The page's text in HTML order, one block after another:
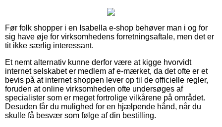
Før folk shopper i en Isabella e-shop behøver man i og for
sig have øje for virksomhedens forretningsaftale, men det er
tit ikke særlig interessant.
Et nemt alternativ kunne derfor være at kigge hvorvidt
internet selskabet er medlem af e-mærket, da det ofte er et
bevis på at internet shoppen lever op til de officielle regler,
foruden at online virksomheden ofte undersøges af
specialister som er meget fortrolige vilkårene på området.
Desuden får du mulighed for en hjælpende hånd, når du
skulle få besvær som følge af din bestilling.